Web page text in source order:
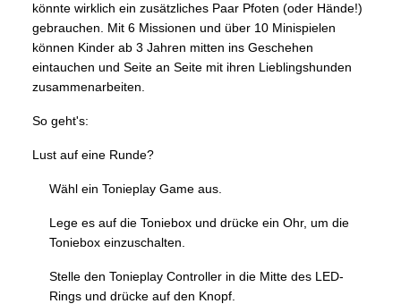
könnte wirklich ein zusätzliches Paar Pfoten (oder Hände!)
gebrauchen. Mit 6 Missionen und über 10 Minispielen
können Kinder ab 3 Jahren mitten ins Geschehen
eintauchen und Seite an Seite mit ihren Lieblingshunden
zusammenarbeiten.
So geht's:
Lust auf eine Runde?
Wähl ein Tonieplay Game aus.
Lege es auf die Toniebox und drücke ein Ohr, um die
Toniebox einzuschalten.
Stelle den Tonieplay Controller in die Mitte des LED-
Rings und drücke auf den Knopf.